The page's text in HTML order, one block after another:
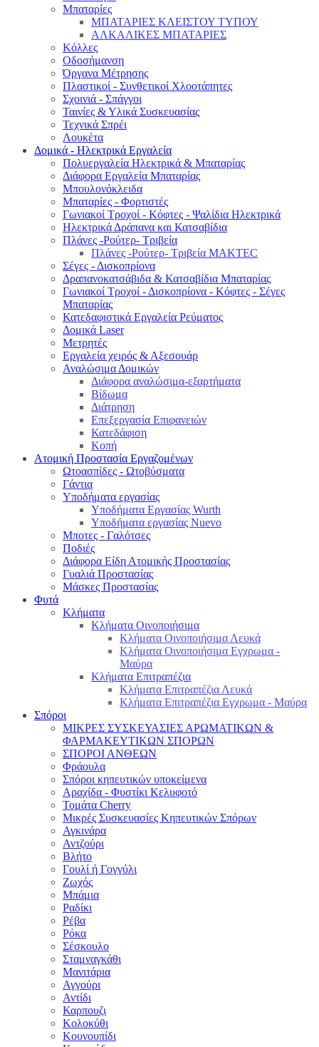
Μπαταρίες
ΜΠΑΤΑΡΙΕΣ ΚΛΕΙΣΤΟΥ ΤΥΠΟΥ
ΑΛΚΑΛΙΚΕΣ ΜΠΑΤΑΡΙΕΣ
Κόλλες
Οδοσήμανση
Όργανα Μέτρησης
Πλαστικοί - Συνθετικοί Χλοοτάπητες
Σχοινιά - Σπάγγοι
Ταινίες & Υλικά Συσκευασίας
Τεχνικά Σπρέι
Λουκέτα
Δομικά - Ηλεκτρικά Εργαλεία
Πολυεργαλεία Ηλεκτρικά & Μπαταρίας
Διάφορα Εργαλεία Μπαταρίας
Μπουλονόκλειδα
Μπαταρίες - Φορτιστές
Γωνιακοί Τροχοί - Κόφτες - Ψαλίδια Ηλεκτρικά
Ηλεκτρικά Δράπανα και Κατσαβίδια
Πλάνες -Ρούτερ- Τριβεία
Πλάνες -Ρούτερ- Τριβεία MAKTEC
Σέγες - Δισκοπρίονα
Δραπανοκατσάβιδα & Κατσαβίδια Μπαταρίας
Γωνιακοί Τροχοί - Δισκοπρίονα - Κόφτες - Σέγες
Μπαταρίας
Κατεδαφιστικά Εργαλεία Ρεύματος
Δομικά Laser
Μετρητές
Εργαλεία χειρός & Αξεσουάρ
Αναλώσιμα Δομικών
Διάφορα αναλώσιμα-εξαρτήματα
Βίδωμα
Διάτρηση
Επεξεργασία Επιφανειών
Κατεδάφιση
Κοπή
Ατομική Προστασία Εργαζομένων
Ωτοασπίδες - Ωτοβύσματα
Γάντια
Υποδήματα εργασίας
Υποδήματα Εργασίας Wurth
Υποδήματα εργασίας Nuevo
Μποτες - Γαλότσες
Ποδιές
Διάφορα Είδη Ατομικής Προστασίας
Γυαλιά Προστασίας
Μάσκες Προστασίας
Φυτά
Κλήματα
Κλήματα Οινοποιήσιμα
Κλήματα Οινοποιήσιμα Λευκά
Κλήματα Οινοποιήσιμα Εγχρωμα -
Μαύρα
Κλήματα Επιτραπέζια
Κλήματα Επιτραπέζια Λευκά
Κλήματα Επιτραπέζια Εγχρωμα - Μαύρα
Σπόροι
ΜΙΚΡΕΣ ΣΥΣΚΕΥΑΣΙΕΣ ΑΡΩΜΑΤΙΚΩΝ &
ΦΑΡΜΑΚΕΥΤΙΚΩΝ ΣΠΟΡΩΝ
ΣΠΟΡΟΙ ΑΝΘΕΩΝ
Φράουλα
Σπόροι κηπευτικών υποκείμενα
Αραχίδα - Φυστίκι Κελυφοτό
Τομάτα Cherry
Μικρές Συσκευασίες Κηπευτικών Σπόρων
Αγκινάρα
Αντζούρι
Βλήτο
Γουλί ή Γογγύλι
Ζωχός
Μπάμια
Ραδίκι
Ρέβα
Ρόκα
Σέσκουλο
Σταμναγκάθι
Μανιτάρια
Αγγούρι
Αντίδι
Καρπουζι
Κολοκύθι
Κουνουπίδι